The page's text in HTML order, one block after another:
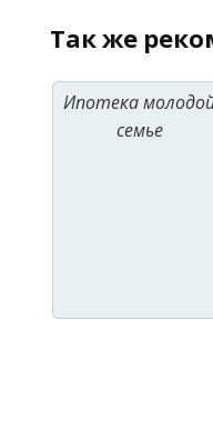
Так же
Ипотека
семье